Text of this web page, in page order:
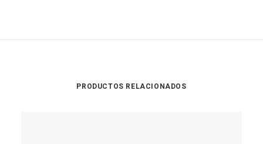
PRODUCTOS RELACIONADOS